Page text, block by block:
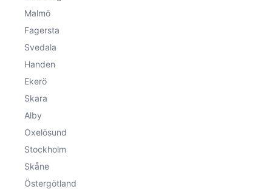
Malmö
Fagersta
Svedala
Handen
Ekerö
Skara
Alby
Oxelösund
Stockholm
Skåne
Östergötland